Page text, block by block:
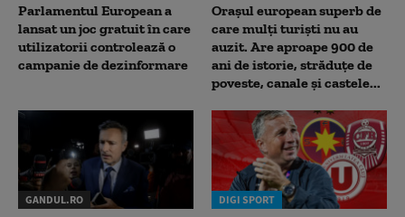
Parlamentul European a
lansat un joc gratuit în care
utilizatorii controlează o
campanie de dezinformare
Orașul european superb de
care mulți turiști nu au
auzit. Are aproape 900 de
ani de istorie, străduțe de
poveste, canale și castele...
GANDUL.RO DIGI SPORT